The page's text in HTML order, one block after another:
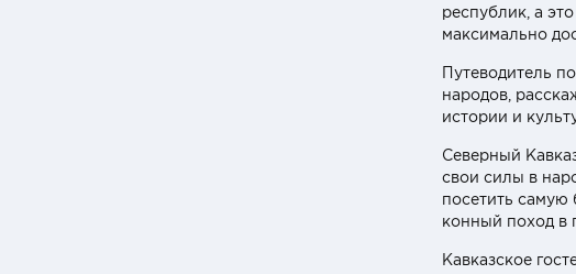
республик, а
максимально
Путеводитель
народов,
истории и
Северный
свои силы в
посетить самую
конный поход в
Кавказское